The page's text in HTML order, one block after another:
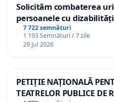
Solicităm combaterea
persoanele cu dizabilități
7 722 semnături
1 193 Semnături / 7 zile
29 Jul 2026
PETIȚIE NAȚIONALĂ
TEATRELOR PUBLICE DE